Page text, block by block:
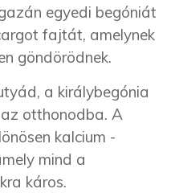
egyedi begóniát
fajtát, amelynek
göndörödnek.
a királybegónia
otthonodba. A
kalcium -
mind a
káros.